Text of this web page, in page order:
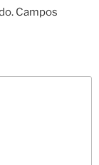
Campos